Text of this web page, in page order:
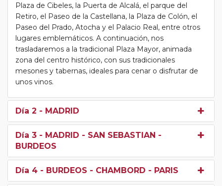
Plaza de Cibeles, la Puerta de Alcalá, el parque del
Retiro, el Paseo de la Castellana, la Plaza de Colón, el
Paseo del Prado, Atocha y el Palacio Real, entre otros
lugares emblemáticos. A continuación, nos
trasladaremos a la tradicional Plaza Mayor, animada
zona del centro histórico, con sus tradicionales
mesones y tabernas, ideales para cenar o disfrutar de
unos vinos.
Día 2 - MADRID
Día 3 - MADRID - SAN SEBASTIAN -
BURDEOS
Día 4 - BURDEOS - CHAMBORD - PARIS